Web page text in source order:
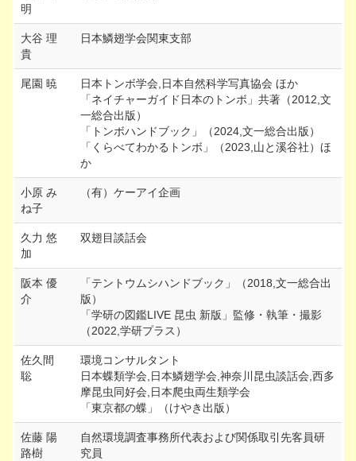
明
大谷 理
貴
日本鱗翅学会関東支部
尾園 暁
日本トンボ学会,日本自然科学写真協会 ほか
「ネイチャーガイド日本のトンボ」共著（2012,文
一総合出版）
「トンボハンドブック」（2024,文一総合出版）
「くらべてわかるトンボ」（2023,山と溪谷社）ほ
か
小原 み
ね子
（有）ケーアイ企画
久力 悠
加
双翅目談話会
阪本 優
介
「テントウムシハンドブック」（2018,文一総合出
版）
「学研の図鑑LIVE 昆虫 新版」監修・執筆・撮影
（2022,学研プラス）
佐久間
聡
環境コンサルタント
日本蝶類学会,日本鱗翅学会,神奈川昆虫談話会,西多
摩昆虫同好会,日本爬虫両生類学会
「東京都の蝶」（けやき出版）
佐藤 陽
路樹
自然環境調査事務所代表および関係取引先客員研
究員